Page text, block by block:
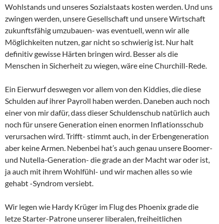
Wohlstands und unseres Sozialstaats kosten werden. Und uns
zwingen werden, unsere Gesellschaft und unsere Wirtschaft
zukunftsfähig umzubauen- was eventuell, wenn wir alle
Möglichkeiten nutzen, gar nicht so schwierig ist. Nur halt
definitiv gewisse Härten bringen wird. Besser als die
Menschen in Sicherheit zu wiegen, wäre eine Churchill-Rede.
Ein Eierwurf deswegen vor allem von den Kiddies, die diese
Schulden auf ihrer Payroll haben werden. Daneben auch noch
einer von mir dafür, dass dieser Schuldenschub natürlich auch
noch für unsere Generation einen enormen Inflationsschub
verursachen wird. Trifft- stimmt auch, in der Erbengeneration
aber keine Armen. Nebenbei hat’s auch genau unsere Boomer-
und Nutella-Generation- die grade an der Macht war oder ist,
ja auch mit ihrem Wohlfühl- und wir machen alles so wie
gehabt -Syndrom versiebt.
Wir legen wie Hardy Krüger im Flug des Phoenix grade die
letze Starter-Patrone unserer liberalen, freiheitlichen